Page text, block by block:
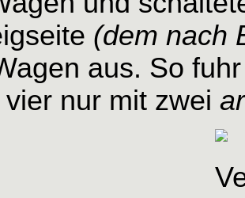
(dem nach
aus. So
nur mit zwei